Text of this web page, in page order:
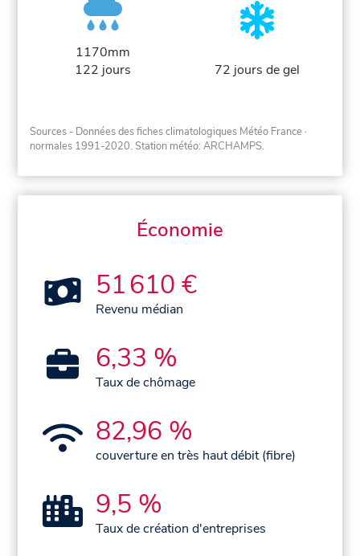
1170mm
122 jours
72 jours de gel
Sources - Données des fiches climatologiques Météo France ·
normales 1991-2020. Station météo: ARCHAMPS.
Économie
51 610 €
Revenu médian
6,33 %
Taux de chômage
82,96 %
couverture en très haut débit (fibre)
9,5 %
Taux de création d'entreprises